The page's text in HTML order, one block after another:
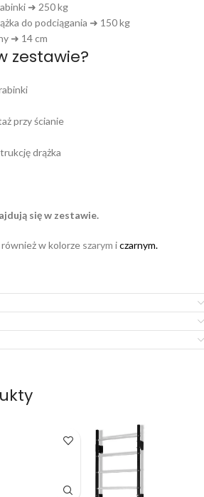
➜ 250 kg
do podciągania ➜ 150 kg
➜ 14 cm
zestawie?
przy ścianie
drążka
się w zestawie.
w kolorze szarym iczarnym.